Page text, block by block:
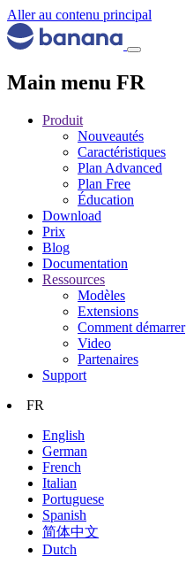
Aller au contenu principal
Main menu FR
Produit
Nouveautés
Caractéristiques
Plan Advanced
Plan Free
Éducation
Download
Prix
Blog
Documentation
Ressources
Modèles
Extensions
Comment démarrer
Video
Partenaires
Support
FR
English
German
French
Italian
Portuguese
Spanish
简体中文
Dutch